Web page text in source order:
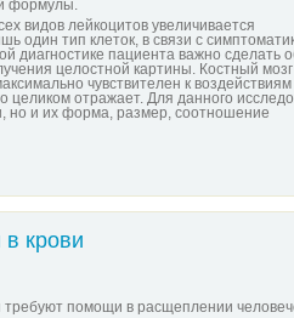
формулы.
видов лейкоцитов увеличивается
один тип клеток, в связи с
диагностике пациента важно сделать
целостной картины. Костный мозг
чувствителен к воздействиям
целиком отражает. Для данного
но и их форма, размер, соотношение
крови
требуют помощи в расщеплении